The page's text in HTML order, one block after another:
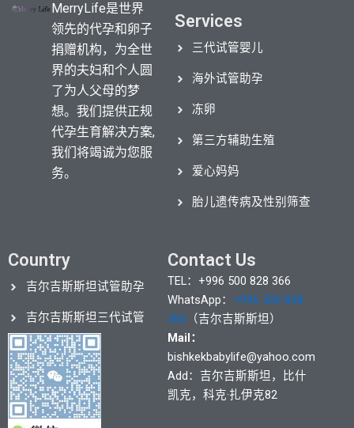
哈萨克斯坦IRM医院
2024 年 7 月 9 日
没有评论
哈萨克斯坦IRM医院位于阿拉木图，是一家
Read More »
MerryLife是世界
领先的代孕和卵子
捐赠机构，为全世
界的夫妇和个人圆
了为人父母的梦
想。我们提供正规
代孕生育解决方案,
我们将竭诚为您服
务。
Services
三代试管婴儿
海外试管助孕
冻卵
第三方辅助生殖
爱心妈妈
胎儿遗传病及性别筛查
Country
吉尔吉斯斯坦试管助孕
吉尔吉斯斯坦三代试管
Contact Us
TEL：+996 500 828 366
WhatsApp： +996 500 828
366 （吉尔吉斯斯坦）
Mail：
bishkekbabylife@yahoo.com
Add：吉尔吉斯斯坦，比什
凯克，科克·扎伊克82